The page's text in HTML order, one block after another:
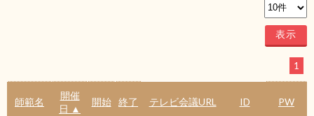
1
師範名
開催
日 ▲
開始 終了 テレビ会議URL ID PW